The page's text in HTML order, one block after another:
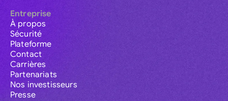
Entreprise
À propos
Sécurité
Plateforme
Contact
Carrières
Partenariats
Nos investisseurs
Presse